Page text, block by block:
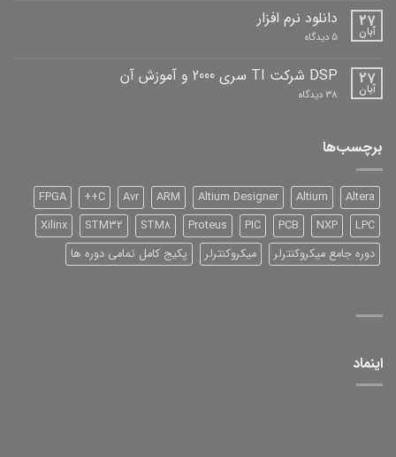
کتاب
FPGA
دیباگران
ثبت
نشده 27
آبان
دانلود نرم افزار
5 دیدگاه برای
افزار 27
آبان
DSP شرکت TI سری 2000 و آموزش آن
38 دیدگاه برای
آن
برچسب‌ها
Altera
Altium
Altium Designer
ARM
Avr
C++
FPGA
LPC
NXP
PCB
PIC
Proteus
STM8
STM32
Xilinx
دوره جامع میکروکنترلر
میکروکنترلر پکیج کامل تمامی دوره ها
اینماد